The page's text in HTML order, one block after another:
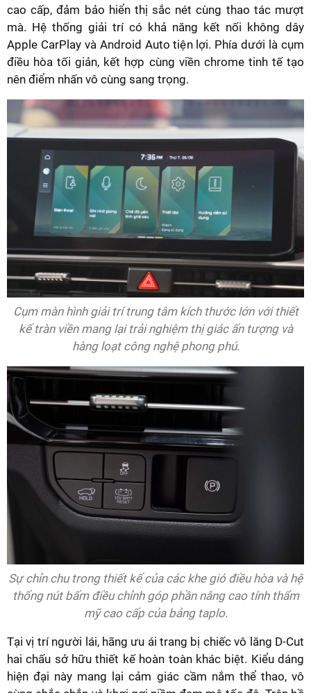
cao cấp, đảm bảo hiển thị sắc nét cùng thao tác mượt
mà. Hệ thống giải trí có khả năng kết nối không dây
Apple CarPlay và Android Auto tiện lợi. Phía dưới là cụm
điều hòa tối giản, kết hợp cùng viền chrome tinh tế tạo
nên điểm nhấn vô cùng sang trọng.
Cụm màn hình giải trí trung tâm kích thước lớn với thiết
kế tràn viền mang lại trải nghiệm thị giác ấn tượng và
hàng loạt công nghệ phong phú.
Sự chỉn chu trong thiết kế của các khe gió điều hòa và hệ
thống nút bấm điều chỉnh góp phần nâng cao tính thẩm
mỹ cao cấp của bảng taplo.
Tại vị trí người lái, hãng ưu ái trang bị chiếc vô lăng D-Cut
hai chấu sở hữu thiết kế hoàn toàn khác biệt. Kiểu dáng
hiện đại này mang lại cảm giác cầm nắm thể thao, vô